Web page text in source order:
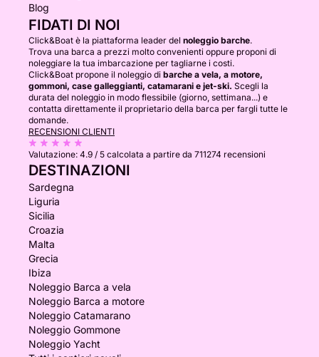
Blog
FIDATI DI NOI
Click&Boat è la piattaforma leader del noleggio barche.
Trova una barca a prezzi molto convenienti oppure proponi di
noleggiare la tua imbarcazione per tagliarne i costi.
Click&Boat propone il noleggio di barche a vela, a motore,
gommoni, case galleggianti, catamarani e jet-ski. Scegli la
durata del noleggio in modo flessibile (giorno, settimana...) e
contatta direttamente il proprietario della barca per fargli tutte le
domande.
RECENSIONI CLIENTI
Valutazione: 4.9 / 5 calcolata a partire da 711274 recensioni
DESTINAZIONI
Sardegna
Liguria
Sicilia
Croazia
Malta
Grecia
Ibiza
Noleggio Barca a vela
Noleggio Barca a motore
Noleggio Catamarano
Noleggio Gommone
Noleggio Yacht